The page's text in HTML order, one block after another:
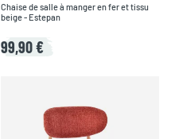
Chaise de salle à manger en fer et tissu
beige - Estepan
99,90 €